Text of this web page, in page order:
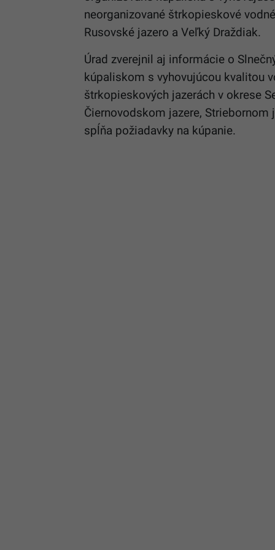
neorganizované štrkopieskové
Rusovské jazero a Veľký Draždiak.
Úrad zverejnil aj informácie o
kúpaliskom s vyhovujúcou kvalitou
štrkopieskových jazerách v okrese
Čiernovodskom jazere,
spĺňa požiadavky na kúpanie.